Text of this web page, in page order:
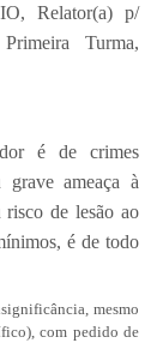
Relator(a) p/
Turma,
é de crimes
grave ameaça à
de lesão ao
é de todo
mesmo
com pedido de